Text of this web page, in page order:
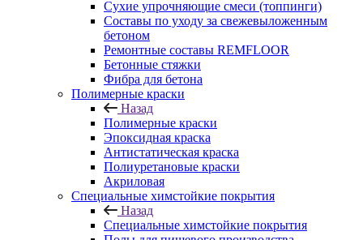
Сухие упрочняющие смеси (топпинги)
Составы по уходу за свежевыложенным
бетоном
Ремонтные составы REMFLOOR
Бетонные стяжки
Фибра для бетона
Полимерные краски
Назад
Полимерные краски
Эпоксидная краска
Антистатическая краска
Полиуретановые краски
Акриловая
Специальные химстойкие покрытия
Назад
Специальные химстойкие покрытия